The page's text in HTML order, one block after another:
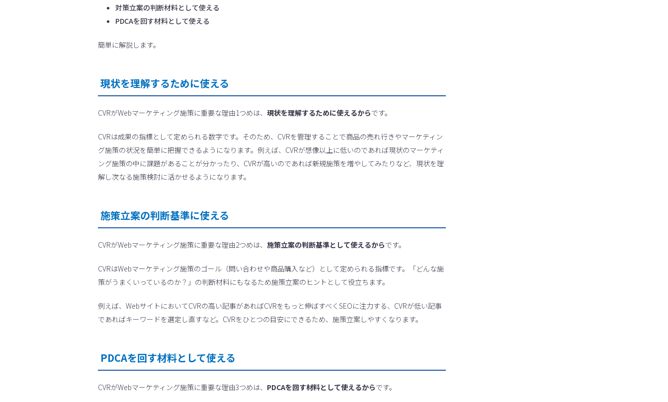
対策立案の判断材料として使える
PDCAを回す材料として使える
簡単に解説します。
現状を理解するために使える
CVRがWebマーケティング施策に重要な理由1つめは、 現状を理解するために使えるからです。
CVRは成果の指標として定められる数字です。そのため、CVRを管理することで商品の売れ行きやマーケティン
グ施策の状況を簡単に把握できるようになります。例えば、CVRが想像以上に低いのであれば現状のマーケティ
ング施策の中に課題があることが分かったり、CVRが高いのであれば新規施策を増やしてみたりなど、現状を理
解し次なる施策検討に活かせるようになります。
施策立案の判断基準に使える
CVRがWebマーケティング施策に重要な理由2つめは、 施策立案の判断基準として使えるからです。
CVRはWebマーケティング施策のゴール（問い合わせや商品購入など）として定められる指標です。「どんな施
策がうまくいっているのか？」の判断材料にもなるため施策立案のヒントとして役立ちます。
例えば、WebサイトにおいてCVRの高い記事があればCVRをもっと伸ばすべくSEOに注力する、CVRが低い記事
であればキーワードを選定し直すなど。CVRをひとつの目安にできるため、施策立案しやすくなります。
PDCAを回す材料として使える
CVRがWebマーケティング施策に重要な理由3つめは、 PDCAを回す材料として使えるからです。